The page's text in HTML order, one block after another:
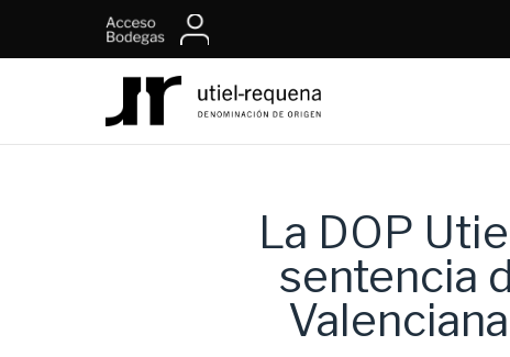
La DOP
sentencia